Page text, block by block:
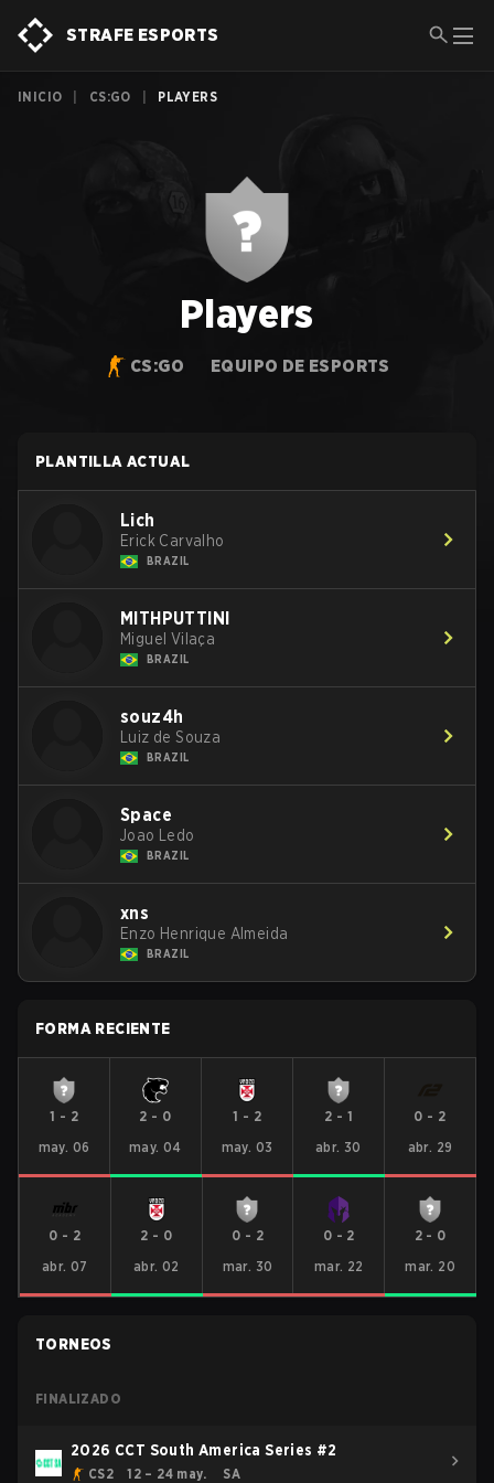
STRAFE ESPORTS
INICIO CS:GO PLAYERS
Players
CS:GO EQUIPO DE ESPORTS
PLANTILLA ACTUAL
Lich
Erick Carvalho
BRAZIL
MITHPUTTINI
Miguel Vilaça
BRAZIL
souz4h
Luiz de Souza
BRAZIL
Space
Joao Ledo
BRAZIL
xns
Enzo Henrique Almeida
BRAZIL
FORMA RECIENTE
1 - 2
may. 06
2 - 0
may. 04
1 - 2
may. 03
2 - 1
abr. 30
0 - 2
abr. 29
0 - 2
abr. 07
2 - 0
abr. 02
0 - 2
mar. 30
0 - 2
mar. 22
2- 0
mar. 20
TORNEOS
FINALIZADO
2026 CCT South America Series #2
CS2 12 – 24 may. SA